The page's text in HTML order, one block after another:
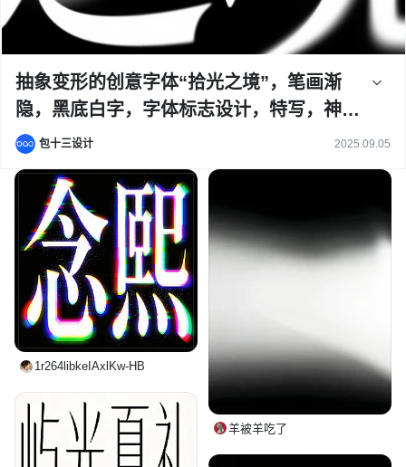
抽象变形的创意字体“拾光之境”，笔画渐
隐，黑底白字，字体标志设计，特写，神秘
高级氛围，线条流畅富有动感，光影效果，
体，白色字体在黑色背景上呈现渐变透明的
笔画过渡，
包十三设计 2025.09.05
1r264libkeIAxlKw-HB
羊被羊吃了